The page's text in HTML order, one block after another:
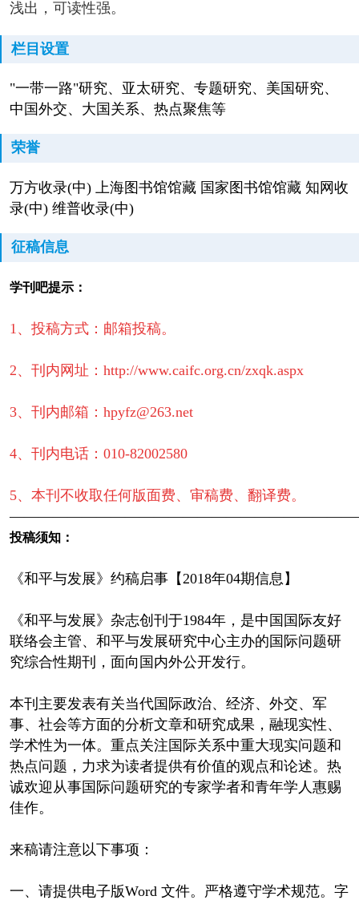
浅出，可读性强。
栏目设置
"一带一路"研究、亚太研究、专题研究、美国研究、
中国外交、大国关系、热点聚焦等
荣誉
万方收录(中) 上海图书馆馆藏 国家图书馆馆藏 知网收
录(中) 维普收录(中)
征稿信息
学刊吧提示：
1、投稿方式：邮箱投稿。
2、刊内网址：http://www.caifc.org.cn/zxqk.aspx
3、刊内邮箱：hpyfz@263.net
4、刊内电话：010-82002580
5、本刊不收取任何版面费、审稿费、翻译费。
投稿须知：
《和平与发展》约稿启事【2018年04期信息】
《和平与发展》杂志创刊于1984年，是中国国际友好
联络会主管、和平与发展研究中心主办的国际问题研
究综合性期刊，面向国内外公开发行。
本刊主要发表有关当代国际政治、经济、外交、军
事、社会等方面的分析文章和研究成果，融现实性、
学术性为一体。重点关注国际关系中重大现实问题和
热点问题，力求为读者提供有价值的观点和论述。热
诚欢迎从事国际问题研究的专家学者和青年学人惠赐
佳作。
来稿请注意以下事项：
一、请提供电子版Word 文件。严格遵守学术规范。字